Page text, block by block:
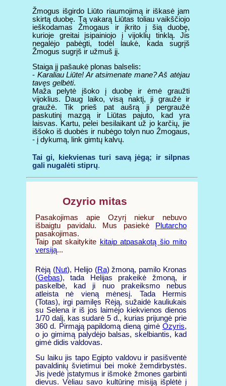
Žmogus išgirdo Liūto riaumojimą ir iškasė jam
skirtą duobę. Tą vakarą Liūtas toliau vaikščiojo
ieškodamas Žmogaus ir įkrito į šią duobę,
kurioje greitai įsipainiojo į vijoklių tinklą. Jis
negalėjo pabėgti, todėl laukė, kada sugrįš
Žmogus sugrįš ir užmuš jį.
Staiga jį pašaukė plonas balselis:
- Karaliau Liūte! Ar atsimenate mane? Aš atėjau
tavęs gelbėti.
Maža pelytė įšoko į duobę ir ėmė graužti
vijoklius. Daug laiko, visą naktį, ji graužė ir
graužė. Tik prieš pat aušrą ji pergraužė
paskutinį mazgą ir Liūtas pajuto, kad yra
laisvas. Kartu, pelei besilaikant už jo karčių, jie
iššoko iš duobės ir nubėgo tolyn nuo Žmogaus,
- į dykumą, link gimtų kalvų.
Tai gi, kiekvienas turi savą jėgą; ir silpnas
gali nugalėti stiprų.
Ozyrio mitas
Pasakojimas apie Ozyrį niekur nebuvo
išbaigtu pavidalu. Mus pasiekė
Plutarcho
pasakojimas.
Taip pat skaitykite kitaip atpasakotą šio mito
versiją...
Rėją (Nut), Helijo (Ra) žmoną, pamilo Kronas
(Gebas), tada Helijas prakeikė žmoną, ir
paskelbė, kad ji nuo prakeiksmo nebus
atleista nė vieną mėnesį. Tada Hermis
(Totas), irgi pamilęs Rėją, sužaidė kauliukais
su Selena ir iš jos laimėjo kiekvienos dienos
1/70 dalį, kas sudarė 5 d., kurias prijungė prie
360 d. Pirmąją papildomą dieną gimė Ozyris,
o jo gimimą palydėjo balsas, skelbiantis, kad
gimė didis valdovas.
Su laiku jis tapo Egipto valdovu ir pasišventė
pavaldinių švietimui bei mokė žemdirbystės.
Jis įvedė įstatymus ir išmokė žmones garbinti
dievus. Vėliau savo kultūrinę misiją išplėtė į